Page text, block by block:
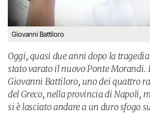
Giovanni Battiloro
Oggi, quasi due anni dopo la
stato varato il nuovo Ponte Morandi.
Giovanni Battiloro, uno dei quattro
del Greco, nella provincia di Napoli,
si è lasciato andare a un duro sfogo